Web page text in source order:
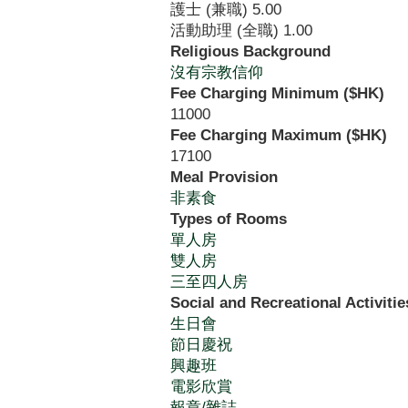
護士 (兼職) 5.00
活動助理 (全職) 1.00
Religious Background
沒有宗教信仰
Fee Charging Minimum ($HK)
11000
Fee Charging Maximum ($HK)
17100
Meal Provision
非素食
Types of Rooms
單人房
雙人房
三至四人房
Social and Recreational
生日會
節日慶祝
興趣班
電影欣賞